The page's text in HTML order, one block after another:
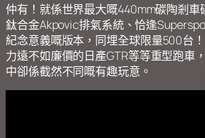
仲有！就係世界最大嘅440mm碳陶剎車
鈦合金Akpovic排氣系統、恰逢
紀念意義嘅版本，同埋全球限量500台
力遠不如廉價的日產GTR等等重型跑車
中卻係截然不同嘅有趣玩意。